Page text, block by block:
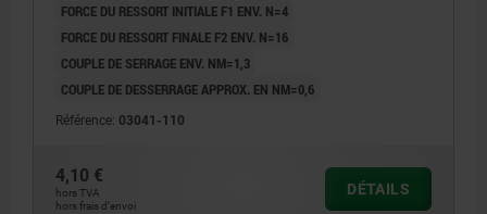
FORCE DU RESSORT INITIALE F1 ENV. N=4
FORCE DU RESSORT FINALE F2 ENV. N=16
COUPLE DE SERRAGE ENV. NM=1,3
COUPLE DE DESSERRAGE APPROX. EN NM=0,6
Référence: 03041-110
4,10 €
hors TVA
hors frais d’envoi
DÉTAILS